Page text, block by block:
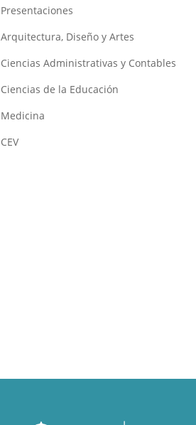
Presentaciones
Arquitectura, Diseño y Artes
Ciencias Administrativas y Contables
Ciencias de la Educación
Medicina
CEV